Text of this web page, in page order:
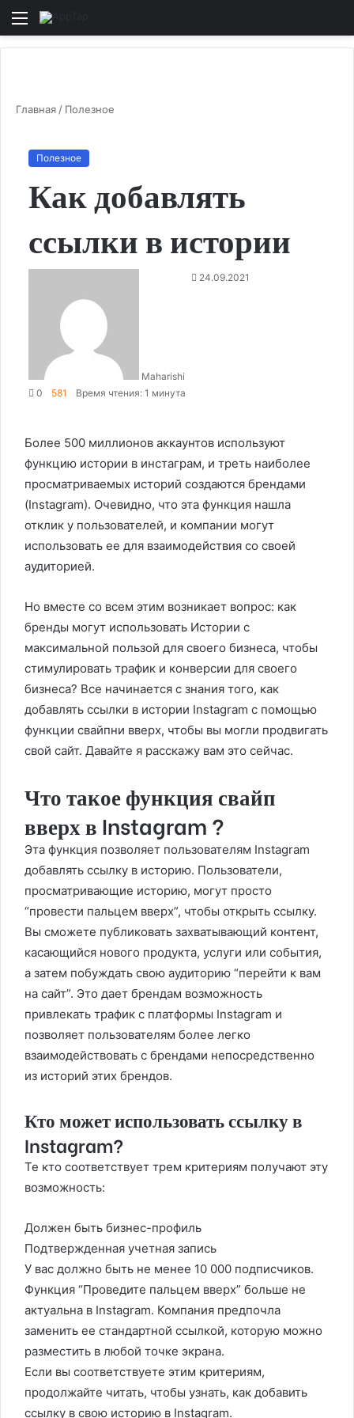
Меню
Главная / Полезное
Полезное
Как добавлять
ссылки в истории
Maharishi
24.09.2021
0 581 Время чтения: 1 минута
Более 500 миллионов аккаунтов используют
функцию истории в инстаграм, и треть наиболее
просматриваемых историй создаются брендами
(Instagram). Очевидно, что эта функция нашла
отклик у пользователей, и компании могут
использовать ее для взаимодействия со своей
аудиторией.
Но вместе со всем этим возникает вопрос: как
бренды могут использовать Истории с
максимальной пользой для своего бизнеса, чтобы
стимулировать трафик и конверсии для своего
бизнеса? Все начинается с знания того, как
добавлять ссылки в истории Instagram с помощью
функции свайпни вверх, чтобы вы могли продвигать
свой сайт. Давайте я расскажу вам это сейчас.
Что такое функция свайп
вверх в Instagram ?
Эта функция позволяет пользователям Instagram
добавлять ссылку в историю. Пользователи,
просматривающие историю, могут просто
“провести пальцем вверх”, чтобы открыть ссылку.
Вы сможете публиковать захватывающий контент,
касающийся нового продукта, услуги или события,
а затем побуждать свою аудиторию “перейти к вам
на сайт”. Это дает брендам возможность
привлекать трафик с платформы Instagram и
позволяет пользователям более легко
взаимодействовать с брендами непосредственно
из историй этих брендов.
Кто может использовать ссылку в
Instagram?
Те кто соответствует трем критериям получают эту
возможность:
Должен быть бизнес-профиль
Подтвержденная учетная запись
У вас должно быть не менее 10 000 подписчиков.
Функция “Проведите пальцем вверх” больше не
актуальна в Instagram. Компания предпочла
заменить ее стандартной ссылкой, которую можно
разместить в любой точке экрана.
Если вы соответствуете этим критериям,
продолжайте читать, чтобы узнать, как добавить
ссылку в свою историю в Instagram.